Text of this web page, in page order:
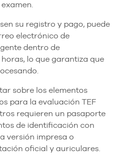
su registro y pago, puede
electrónico de
dentro de
lo que garantiza que
sobre los elementos
para la evaluación TEF
requieren un pasaporte
de identificación con
versión impresa o
oficial y auriculares.